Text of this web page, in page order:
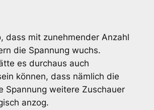
dass mit zunehmender Anzahl
die Spannung wuchs.
es durchaus auch
können, dass nämlich die
Spannung weitere Zuschauer
anzog.